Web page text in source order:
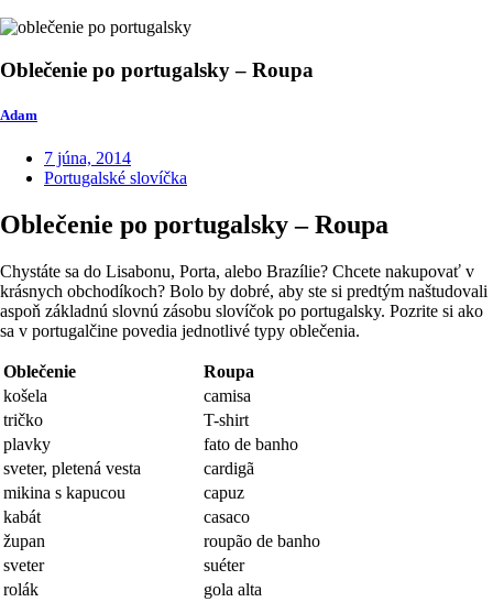
Oblečenie po portugalsky – Roupa
Adam
7 júna, 2014
Portugalské slovíčka
Oblečenie po portugalsky – Roupa
Chystáte sa do Lisabonu, Porta, alebo Brazílie? Chcete nakupovať v
krásnych obchodíkoch? Bolo by dobré, aby ste si predtým naštudovali
aspoň základnú slovnú zásobu slovíčok po portugalsky. Pozrite si ako
sa v portugalčine povedia jednotlivé typy oblečenia.
Oblečenie
Roupa
košela
camisa
tričko
T-shirt
plavky
fato de banho
sveter, pletená vesta
cardigã
mikina s kapucou
capuz
kabát
casaco
župan
roupão de banho
sveter
suéter
rolák
gola alta